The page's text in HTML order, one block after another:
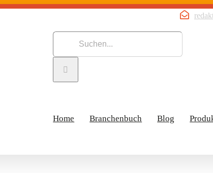
Suche
Home Branchenbuch Blog